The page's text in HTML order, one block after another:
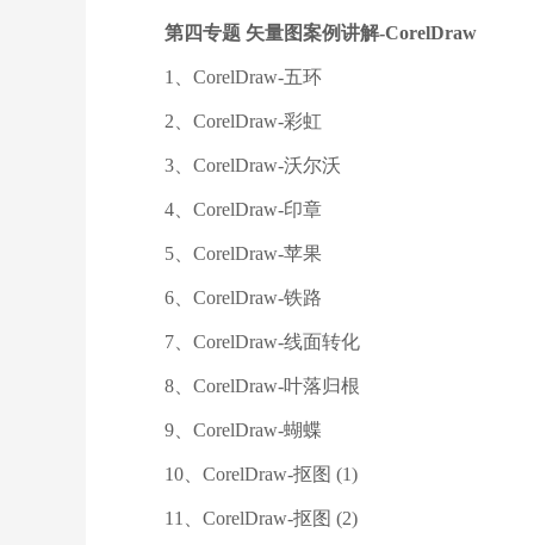
第四专题 矢量图案例讲解-CorelDraw
1、CorelDraw-五环
2、CorelDraw-彩虹
3、CorelDraw-沃尔沃
4、CorelDraw-印章
5、CorelDraw-苹果
6、CorelDraw-铁路
7、CorelDraw-线面转化
8、CorelDraw-叶落归根
9、CorelDraw-蝴蝶
10、CorelDraw-抠图 (1)
11、CorelDraw-抠图 (2)